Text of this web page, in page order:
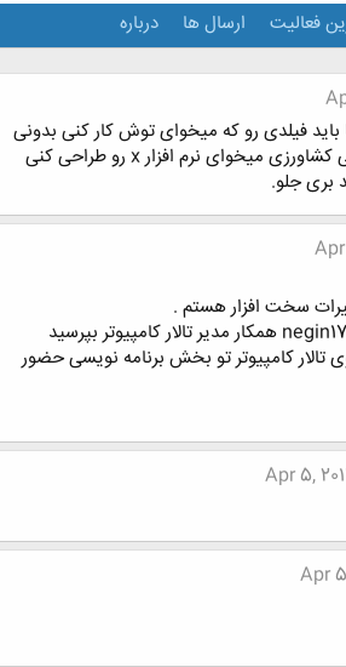
فعالیت ارسال ها درباره
فیلدی رو که میخوای توش کار کنی بدونی
چیه. مثلاً در زمینه مهندسی کشاورزی میخوای نرم افزار x رو طراحی کنی
بری جلو.
Apr
سخت افزار هستم .
پیشنهاد می کنم از خانم negin17h همکار مدیر تالار کامپیوتر بپرسید
تالار کامپیوتر تو بخش برنامه نویسی حضور
Apr 5,
Apr